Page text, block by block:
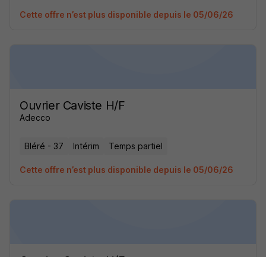
Cette offre n’est plus disponible depuis le 05/06/26
Ouvrier Caviste H/F
Adecco
Bléré - 37 Intérim Temps partiel
Cette offre n’est plus disponible depuis le 05/06/26